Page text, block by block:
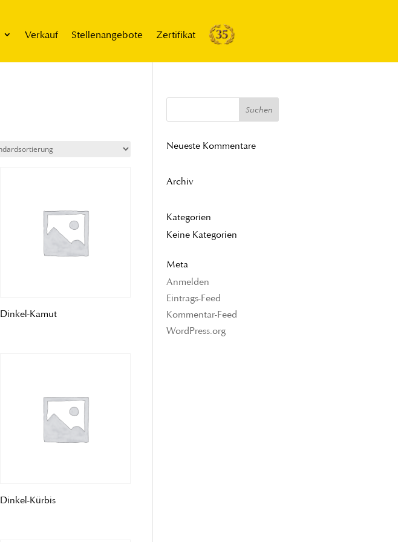
Verkauf Stellenangebote Zertifikat
Dinkel-Kamut
Dinkel-Kürbis
Neueste Kommentare
Archiv
Kategorien
Keine Kategorien
Meta
Anmelden
Eintrags-Feed
Kommentar-Feed
WordPress.org